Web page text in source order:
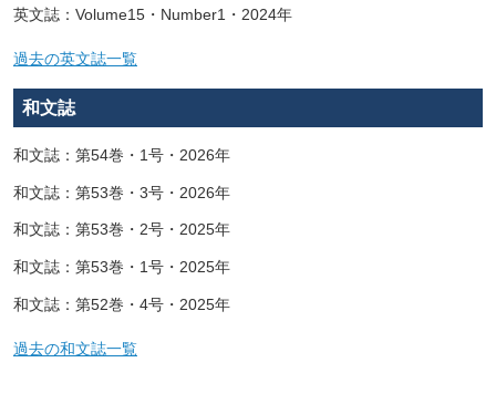
英文誌：Volume15・Number1・2024年
過去の英文誌一覧
和文誌
和文誌：第54巻・1号・2026年
和文誌：第53巻・3号・2026年
和文誌：第53巻・2号・2025年
和文誌：第53巻・1号・2025年
和文誌：第52巻・4号・2025年
過去の和文誌一覧